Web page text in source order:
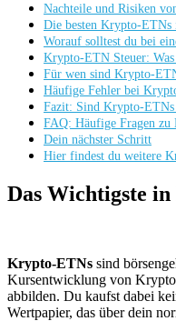
Nachteile und Risiken
Die besten Krypto-
Worauf solltest du bei
Krypto-ETN Steuer:
Für wen sind Krypto-
Häufige Fehler bei
Fazit: Sind Krypto-
FAQ: Häufige Fragen
Dein nächster Schritt
Hier findest du weitere
Das Wichtigste
Krypto-ETNs sind
Kursentwicklung von
abbilden. Du kaufst dabei
Wertpapier, das über dein